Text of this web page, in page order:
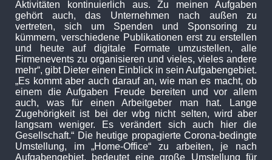
Aktivitäten kontinuierlich aus. Zu meinen Aufgaben
gehört auch, das Unternehmen nach außen zu
vertreten, sich um Spenden und Sponsoring zu
kümmern, verschiedene Publikationen erst zu erstellen
und heute auf digitale Formate umzustellen, alle
Firmenevents zu organisieren und vieles, vieles andere
mehr“, gibt Dieter einen Einblick in sein Aufgabengebiet.
„Es kommt aber auch darauf an, wie man es macht, ob
einem die Aufgaben Freude bereiten und vor allem
auch, was für einen Arbeitgeber man hat. Lange
Zugehörigkeit ist bei der wbg nicht selten, wird aber
langsam weniger. Es verändert sich auch hier die
Gesellschaft.“ Die heutige propagierte Corona-bedingte
Umstellung, im „Home-Office“ zu arbeiten, je nach
Aufgabengebiet, bedeutet eine große Umstellung für